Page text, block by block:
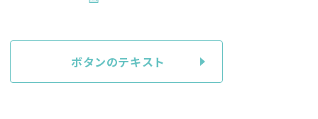
ボタンのテキスト